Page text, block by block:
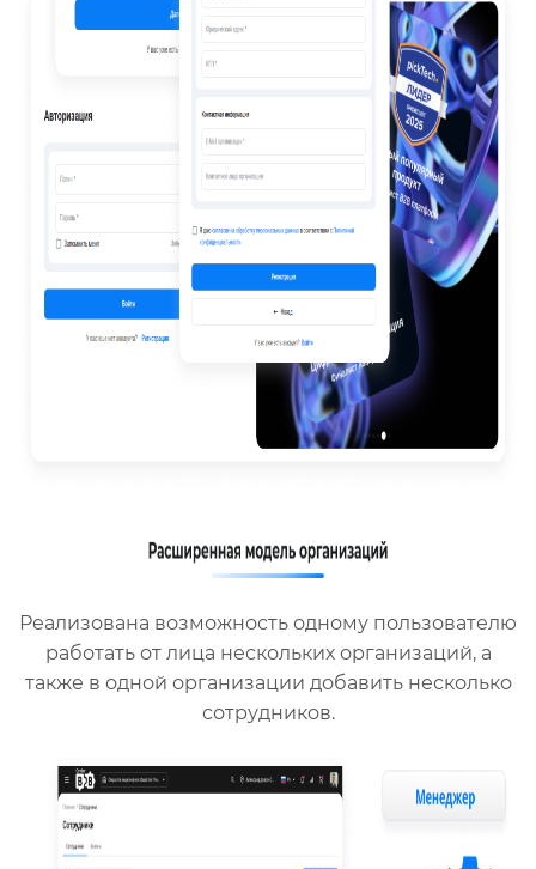
Реализована возможность одному пользователю
работать от лица нескольких организаций, а
также в одной организации добавить несколько
сотрудников.